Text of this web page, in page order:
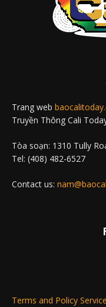
Trang web
Truyền Thông Cali
Tòa soạn: 1310 Tully
Tel: (408) 482-6527
Contact us:
Terms and Policy